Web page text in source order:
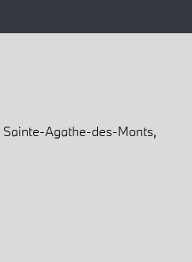
Agathe-des-Monts,